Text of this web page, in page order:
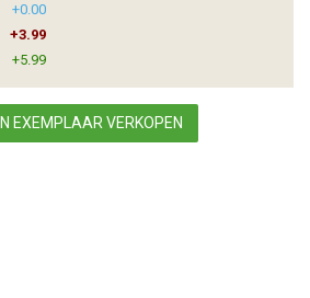
+0.00
+3.99
+5.99
EXEMPLAAR VERKOPEN